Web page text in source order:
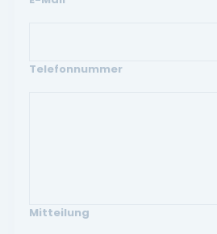
Telefonnummer
Mitteilung